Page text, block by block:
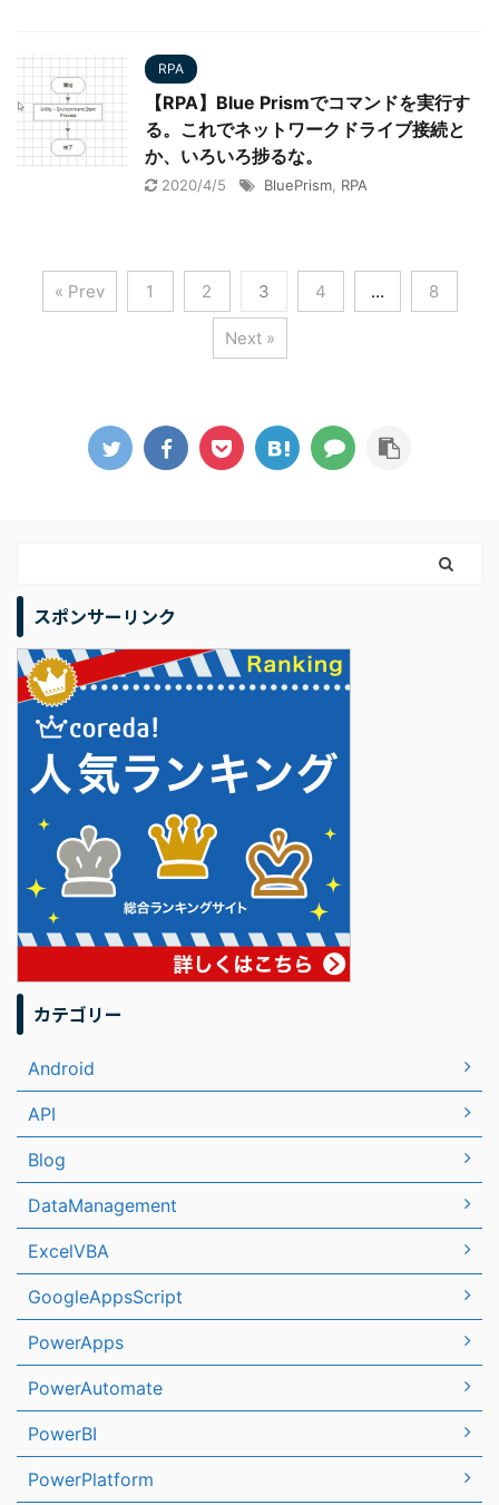
RPA
【RPA】Blue Prismでコマンドを実行す
る。これでネットワークドライブ接続と
か、いろいろ捗るな。
2020/4/5 BluePrism RPA
« Prev 1 2 3 4 … 8
Next »
スポンサーリンク
カテゴリー
Android
API
Blog
DataManagement
ExcelVBA
GoogleAppsScript
PowerApps
PowerAutomate
PowerBI
PowerPlatform